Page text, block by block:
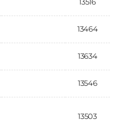
13464
13634
13546
13503